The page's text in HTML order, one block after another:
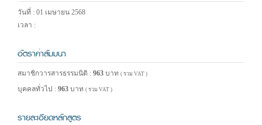
วันที่ : 01 เมษายน 2568
เวลา :
อัตราค่าสัมมนา
สมาชิกวารสารธรรมนิติ : 963 บาท ( รวม VAT )
บุคคลทั่วไป : 963 บาท ( รวม VAT )
รายละเอียดหลักสูตร